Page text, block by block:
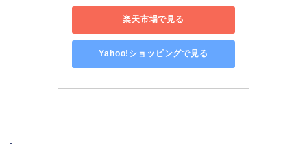
楽天市場で見る
Yahoo!ショッピングで見る